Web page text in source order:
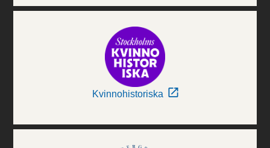
Kvinnohistoriska